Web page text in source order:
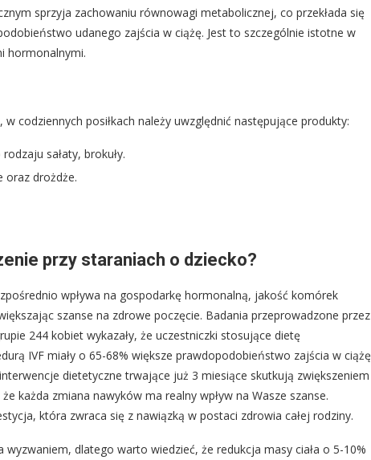
sprzyja zachowaniu równowagi metabolicznej, co przekłada się
udanego zajścia w ciążę. Jest to szczególnie istotne w
hormonalnymi.
codziennych posiłkach należy uwzględnić następujące produkty:
sałaty, brokuły.
oraz drożdże.
przy staraniach o dziecko?
wpływa na gospodarkę hormonalną, jakość komórek
szanse na zdrowe poczęcie. Badania przeprowadzone przez
244 kobiet wykazały, że uczestniczki stosujące dietę
IVF miały o 65-68% większe prawdopodobieństwo zajścia w ciążę
dietetyczne trwające już 3 miesiące skutkują zwiększeniem
każda zmiana nawyków ma realny wpływ na Wasze szanse.
która zwraca się z nawiązką w postaci zdrowia całej rodziny.
dlatego warto wiedzieć, że redukcja masy ciała o 5-10%